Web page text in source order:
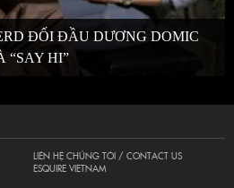
ĐỐI ĐẦU DƯƠNG DOMIC
“SAY HI”
LIÊN HỆ CHÚNG TÔI / CONTACT US
ESQUIRE VIETNAM